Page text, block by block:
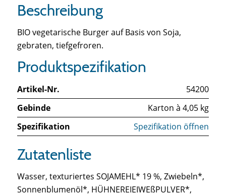
Beschreibung
BIO vegetarische Burger auf Basis von Soja,
gebraten, tiefgefroren.
Produktspezifikation
Artikel-Nr.
54200
Gebinde
Karton à 4,05 kg
Spezifikation
Spezifikation öffnen
Zutatenliste
Wasser, texturiertes SOJAMEHL* 19 %, Zwiebeln*,
Sonnenblumenöl*, HÜHNEREIEIWEßPULVER*,